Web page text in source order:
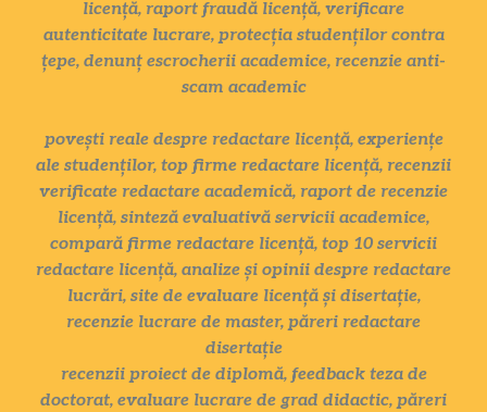
licență, raport fraudă licență, verificare
autenticitate lucrare, protecția studenților contra
țepe, denunț escrocherii academice, recenzie anti-
scam academic
povești reale despre redactare licență, experiențe
ale studenților, top firme redactare licență, recenzii
verificate redactare academică, raport de recenzie
licență, sinteză evaluativă servicii academice,
compară firme redactare licență, top 10 servicii
redactare licență, analize și opinii despre redactare
lucrări, site de evaluare licență și disertație,
recenzie lucrare de master, păreri redactare
disertație
recenzii proiect de diplomă, feedback teza de
doctorat, evaluare lucrare de grad didactic, păreri